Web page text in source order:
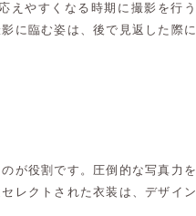
えやすくなる時期に撮影を行う
に臨む姿は、後で見返した際に
が役割です。圧倒的な写真力を
レクトされた衣装は、デザイン